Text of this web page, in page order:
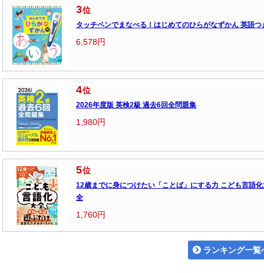
3位
タッチペンでまなべる！はじめてのひらがなずかん 英語つ
6,578円
4位
2026年度版 英検2級 過去6回全問題集
1,980円
5位
12歳までに身につけたい「ことば」にする力 こども言語
全
1,760円
ランキング一覧